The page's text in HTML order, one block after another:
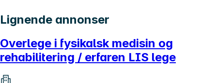
Lignende annonser
Overlege i fysikalsk medisin og
rehabilitering / erfaren LIS lege